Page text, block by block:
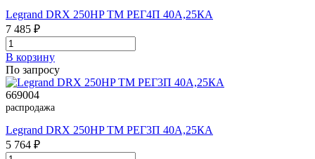
Legrand DRX 250HP TM РЕГ4П 40A,25КА
7 485 ₽
В корзинy
По запросу
669004
распродажа
Legrand DRX 250HP TM РЕГ3П 40A,25КА
5 764 ₽